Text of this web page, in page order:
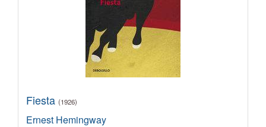
Fiesta (1926)
Ernest Hemingway